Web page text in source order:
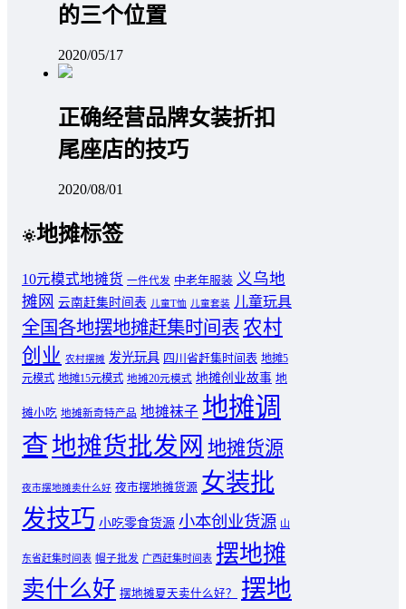
的三个位置
2020/05/17
正确经营品牌女装折扣
尾座店的技巧
2020/08/01
地摊标签
10元模式地摊货 一件代发 中老年服装 义乌地
摊网 云南赶集时间表 儿童T恤 儿童套装 儿童玩具
全国各地摆地摊赶集时间表 农村
创业 农村摆摊 发光玩具 四川省赶集时间表 地摊5
元模式 地摊15元模式 地摊20元模式 地摊创业故事 地
摊小吃 地摊新奇特产品 地摊袜子 地摊调
查地摊货批发网 地摊货源
夜市摆地摊卖什么好 夜市摆地摊货源 女装批
发技巧 小吃零食货源 小本创业货源 山
东省赶集时间表 帽子批发 广西赶集时间表 摆地摊
卖什么好 摆地摊夏天卖什么好？
摆地